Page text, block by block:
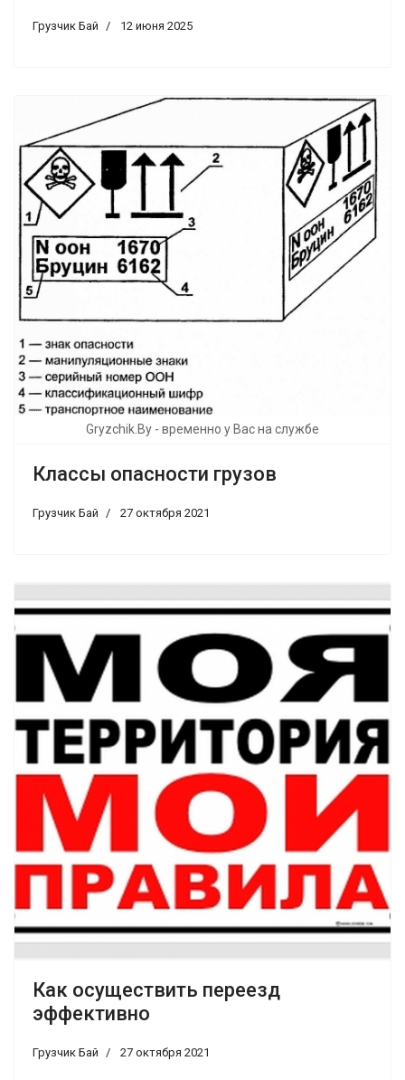
Грузчик Бай 12 июня 2025
Gryzchik.By - временно у Вас на службе
Классы опасности грузов
Грузчик Бай 27 октября 2021
Как осуществить переезд
эффективно
Грузчик Бай 27 октября 2021